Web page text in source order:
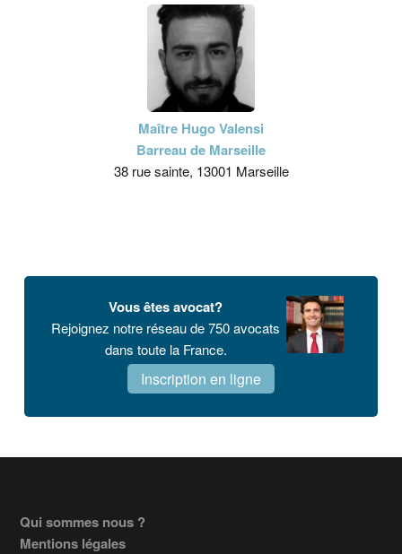
Maître Hugo Valensi
Barreau de Marseille
38 rue sainte, 13001 Marseille
Vous êtes avocat?
Rejoignez notre réseau de 750 avocats
dans toute la France.
Inscription en ligne
Footer
Qui sommes nous ?
Mentions légales